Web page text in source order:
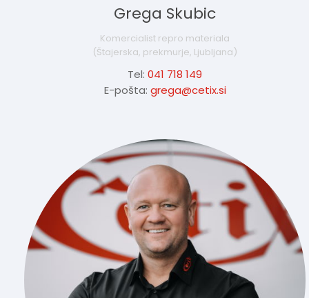
Grega Skubic
Komercialist repro materiala
(Štajerska, prekmurje, Ljubljana)
Tel: 041 718 149
E-pošta: grega@cetix.si